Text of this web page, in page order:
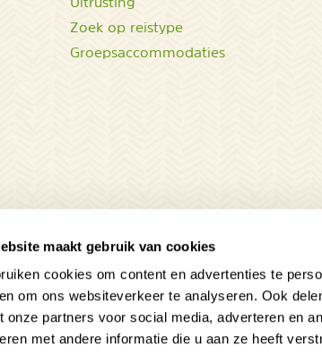
maakt gebruik van cookies
cookies om content en advertenties te
om ons websiteverkeer te analyseren. Ook
onze partners voor social media, adverteren en
met andere informatie die u aan ze heeft
Zoek op reistype
Groepsaccommodaties
Sluit
Saba!